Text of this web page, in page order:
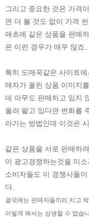
그리고 중요한 것은 가격
면 더 볼 것도 없이 가격
애초에 같은 상품을 판매
은 이런 경우가 매우 많죠..
특히 도매꾹같은 사이트
매자가 올린 상품 이미지
데 아무도 판매하고 있지
올려 팔고 있다면 변화를
라가는 방법인데 이것은
같은 상품을 서로 판매하
이 광고경쟁하는것을 미
소비자들도 이 경쟁사들
다.
결국에는 판매자들끼리 치고
이렇게 해서는 상생할 수 없습